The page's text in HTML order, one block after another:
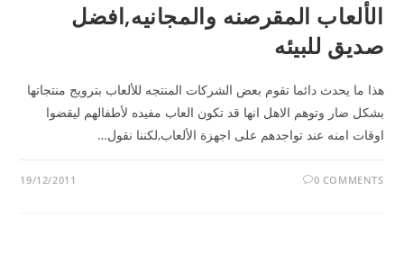
الألعاب المقرصنه والمجانيه,افضل
صديق للبيئه
هذا ما يحدث دائما تقوم بعض الشركات المنتجه للألعاب بترويج منتجاتها
بشكل ضار وتوهم الاهل انها قد تكون العاب مفيده لأطفالهم ليقضوا
اوقات امنه عند تواجدهم على اجهزة الألعاب,لكننا نقول…
0 COMMENTS
19/12/2011